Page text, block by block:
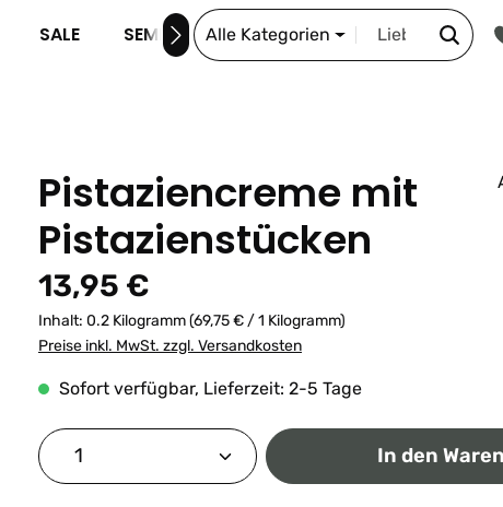
SALE SEMINARE DIE SCHNORR-STORY
Alle Kategorien
Pistaziencreme mit
Pistazienstücken
Regulärer Preis:
13,95 €
Inhalt: 0.2 Kilogramm(69,75 € / 1 Kilogramm)
Preise inkl. MwSt. zzgl. Versandkosten
Sofort verfügbar, Lieferzeit: 2-5 Tage
Produkt Anzahl: Gib den In den